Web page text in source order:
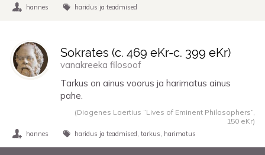
hannes haridus ja teadmised
Sokrates (c. 469 eKr-c. 399 eKr)
vanakreeka filosoof
Tarkus on ainus voorus ja harimatus ainus
pahe.
(Diogenes Laertius “Lives of Eminent Philosophers”,
150 eKr)
hannes haridus ja teadmised tarkus harimatus